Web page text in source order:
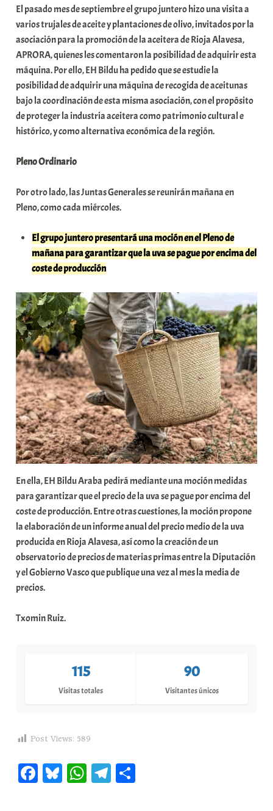
a
K
o
m
u
n
i
t
a
e
El pasado mes de septiembre el grupo juntero hizo una visita a
varios trujales de aceite y plantaciones de olivo, invitados por la
asociación para la promoción de la aceitera de Rioja Alavesa,
APRORA, quienes les comentaron la posibilidad de adquirir esta
máquina. Por ello, EH Bildu ha pedido que se estudie la
posibilidad de adquirir una máquina de recogida de aceitunas
bajo la coordinación de esta misma asociación, con el propósito
de proteger la industria aceitera como patrimonio cultural e
histórico, y como alternativa económica de la región.
Pleno Ordinario
Por otro lado, las Juntas Generales se reunirán mañana en
Pleno, como cada miércoles.
El grupo juntero presentará una moción en el Pleno de
mañana para garantizar que la uva se pague por encima del
coste de producción
En ella, EH Bildu Araba pedirá mediante una moción medidas
para garantizar que el precio de la uva se pague por encima del
coste de producción. Entre otras cuestiones, la moción propone
la elaboración de un informe anual del precio medio de la uva
producida en Rioja Alavesa, así como la creación de un
observatorio de precios de materias primas entre la Diputación
y el Gobierno Vasco que publique una vez al mes la media de
precios.
Txomin Ruiz.
115
Visitas totales
90
Visitantes únicos
Post Views: 589
Fa Bl W Te